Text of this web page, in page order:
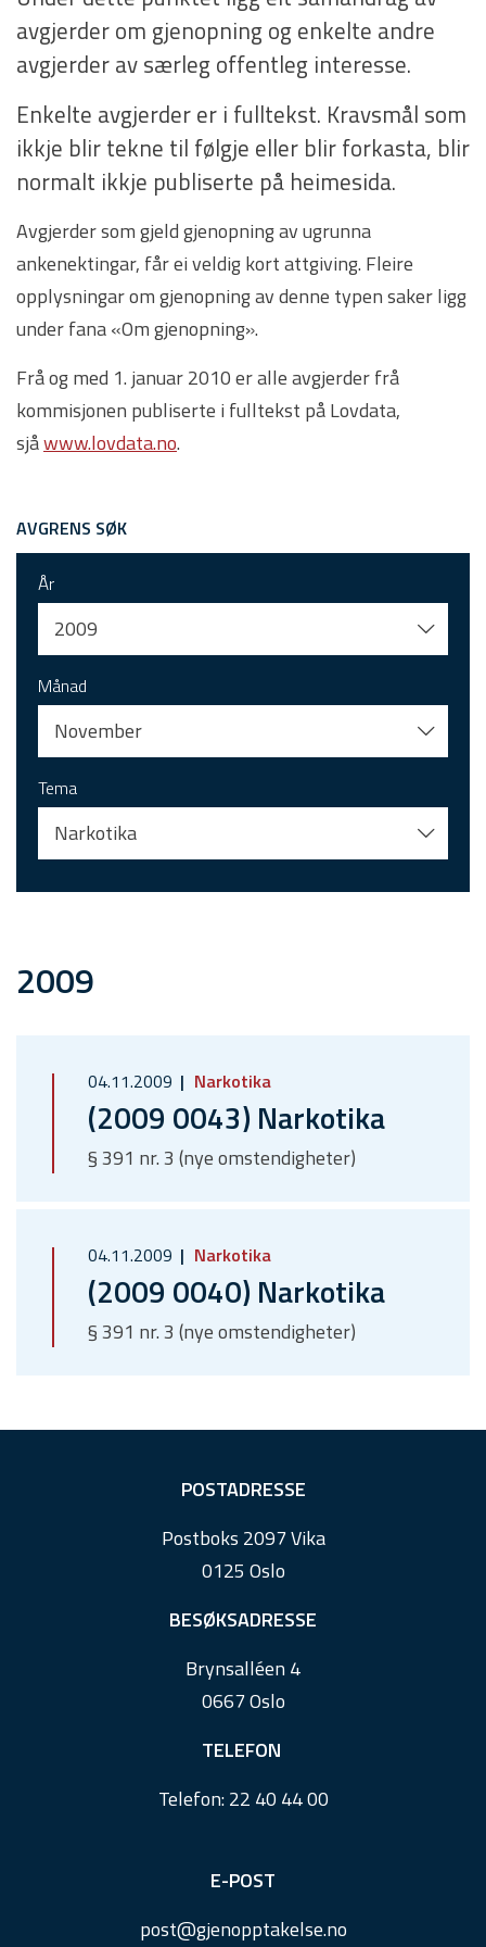
avgjerder om gjenopning og enkelte andre
avgjerder av særleg offentleg interesse.
Enkelte avgjerder er i fulltekst. Kravsmål som
ikkje blir tekne til følgje eller blir forkasta, blir
normalt ikkje publiserte på heimesida.
Avgjerder som gjeld gjenopning av ugrunna
ankenektingar, får ei veldig kort attgiving. Fleire
opplysningar om gjenopning av denne typen saker ligg
under fana «Om gjenopning».
Frå og med 1. januar 2010 er alle avgjerder frå
kommisjonen publiserte i fulltekst på Lovdata,
sjåwww.lovdata.no.
AVGRENS SØK
År
2009
Månad
November
Tema
Narkotika
2009
04.11.2009 Narkotika
(2009 0043) Narkotika
§ 391 nr. 3 (nye omstendigheter)
04.11.2009 Narkotika
(2009 0040) Narkotika
§ 391 nr. 3 (nye omstendigheter)
POSTADRESSE
Postboks 2097 Vika
0125 Oslo
BESØKSADRESSE
Brynsalléen 4
0667 Oslo
TELEFON
Telefon:22 40 44 00
E-POST
post@gjenopptakelse.no